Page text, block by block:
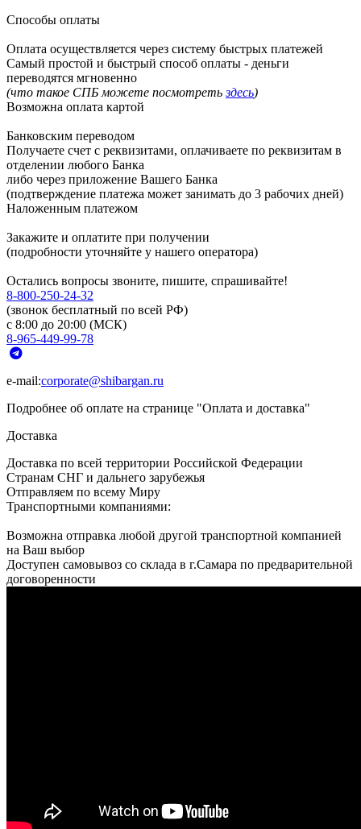
Способы оплаты
Оплата осуществляется через систему быстрых платежей
Самый простой и быстрый способ оплаты - деньги
переводятся мгновенно
(что такое СПБ можете посмотретьздесь)
Возможна оплата картой
Банковским переводом
Получаете счет с реквизитами, оплачиваете по реквизитам в
отделении любого Банка
либо через приложение Вашего Банка
(подтверждение платежа может занимать до 3 рабочих дней)
Наложенным платежом
Закажите и оплатите при получении
(подробности уточняйте у нашего оператора)
Остались вопросы звоните, пишите, спрашивайте!
8-800-250-24-32
(звонок бесплатный по всей РФ)
с 8:00 до 20:00 (МСК)
8-965-449-99-78
e-mail:corporate@shibargan.ru
Подробнее об оплате на странице "Оплата и доставка"
Доставка
Доставка по всей территории Российской Федерации
Странам СНГ и дальнего зарубежья
Отправляем по всему Миру
Транспортными компаниями:
Возможна отправка любой другой транспортной компанией
на Ваш выбор
Доступен самовывоз со склада в г.Самара по предварительной
договоренности